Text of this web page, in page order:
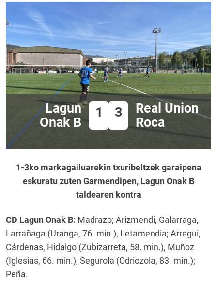
Lagun
Onak B
1 3
Real Union
Roca
1-3ko markagailuarekin txuribeltzek garaipena
eskuratu zuten Garmendipen, Lagun Onak B
taldearen kontra
CD Lagun Onak B: Madrazo; Arizmendi, Galarraga,
Larrañaga (Uranga, 76. min.), Letamendia; Arregui,
Cárdenas, Hidalgo (Zubizarreta, 58. min.), Muñoz
(Iglesias, 66. min.), Segurola (Odriozola, 83. min.);
Peña.